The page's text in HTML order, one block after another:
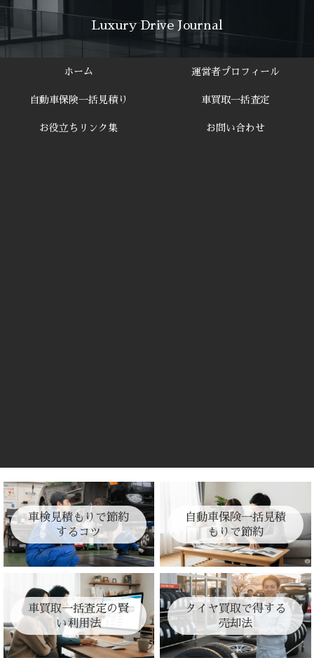
Luxury Drive Journal
ホーム 運営者プロフィール
自動車保険一括見積り 車買取一括査定
お役立ちリンク集 お問い合わせ
車検見積もりで節約
するコツ
自動車保険一括見積
もりで節約
車買取一括査定の賢
い利用法
タイヤ買取で得する
売却法